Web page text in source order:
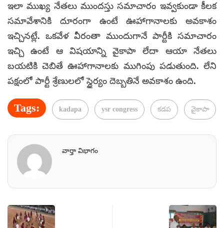
ఇలా ముఖ్య నేతలు ముందస్తు సమాచారం ఇవ్వకుండా కీలక
సమావేశానికి దూరంగా ఉంటే ఊహాగానాలకు అవకాశం
ఇచ్చినట్లే. ఒకవేళ వీరంతా ముందుగానే పార్టీకి సమాచారం
ఇచ్చి ఉంటే ఆ విషయాన్ని వైకాపా లేదా ఆయా నేతలు
బయటికి చెబితే ఊహాగానాలకు ముగింపు పడుతుంది. లేని
పక్షంలో పార్టీ శ్రేణులలో స్థైర్యం దెబ్బతినే అవకాశం ఉంది.
Tags: kadapa ysr congress కడప వైకాపా
వార్తా విభాగం